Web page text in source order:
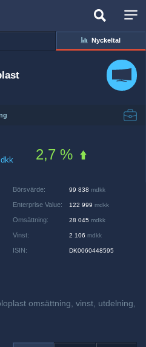
Nyckeltal
dkk 2,7 %
Börsvärde: 99 838 mdkk
Enterprise Value: 122 999 mdkk
Omsättning: 28 045 mdkk
Vinst: 2 106 mdkk
ISIN: DK0060448595
omsättning, vinst, utdelning,